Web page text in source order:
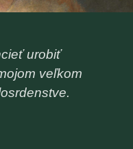
urobiť
veľkom